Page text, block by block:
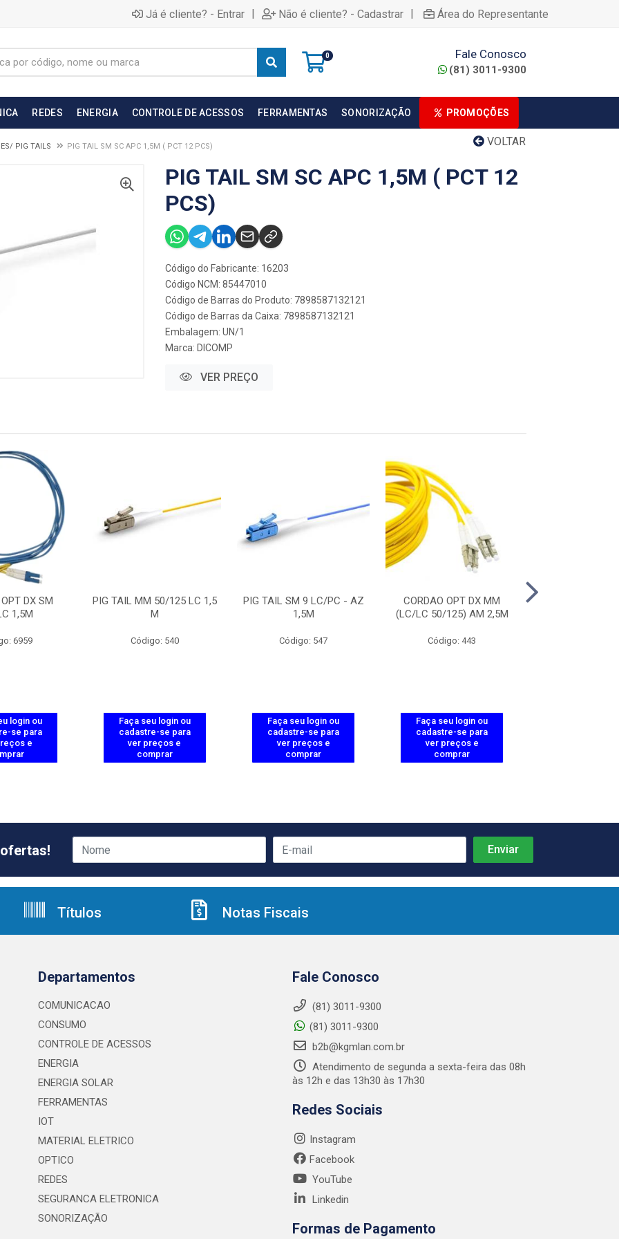
Já é cliente? - Entrar | Não é cliente? - Cadastrar | Área do Representante
0 Fale Conosco
(81) 3011-9300
REDES ENERGIA CONTROLE DE ACESSOS FERRAMENTAS SONORIZAÇÃO PROMOÇÕES
VOLTAR
PIG TAILS PIG TAIL SM SC APC 1,5M ( PCT 12 PCS)
PIG TAIL SM SC APC 1,5M ( PCT 12
PCS)
Código do Fabricante: 16203
Código NCM: 85447010
Código de Barras do Produto: 7898587132121
Código de Barras da Caixa: 7898587132121
Embalagem: UN/1
Marca: DICOMP
VER PREÇO
DX SM
1,5M
6959
login ou
se para
e
PIG TAIL MM 50/125 LC 1,5
M
Código: 540
Faça seu login ou
cadastre-se para
ver preços e
comprar
PIG TAIL SM 9 LC/PC - AZ
1,5M
Código: 547
Faça seu login ou
cadastre-se para
ver preços e
comprar
CORDAO OPT DX MM
(LC/LC 50/125) AM 2,5M
Código: 443
Faça seu login ou
cadastre-se para
ver preços e
comprar
Títulos Notas Fiscais
Departamentos
COMUNICACAO
CONSUMO
CONTROLE DE ACESSOS
ENERGIA
ENERGIA SOLAR
FERRAMENTAS
IOT
MATERIAL ELETRICO
OPTICO
REDES
SEGURANCA ELETRONICA
SONORIZAÇÃO
Fale Conosco
(81) 3011-9300
(81) 3011-9300
b2b@kgmlan.com.br
Atendimento de segunda a sexta-feira das 08h
às 12h e das 13h30 às 17h30
Redes Sociais
Instagram
Facebook
YouTube
Linkedin
Formas de Pagamento